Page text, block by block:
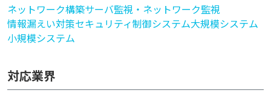
ネットワーク構築サーバ監視・ネットワーク監視
情報漏えい対策セキュリティ制御システム大規模システム
小規模システム
対応業界